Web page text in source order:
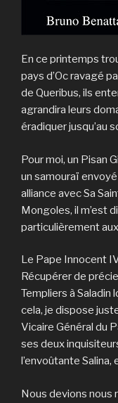
En ce printemps
pays d’Oc ravagé
de Queribus, ils
agrandira leurs
éradiquer jusqu’au
Pour moi, un Pisan
un samouraï
alliance avec Sa
Mongoles, il m’est
particulièrement
Le Pape Innocent
Récupérer de
Templiers à Saladin
cela, je dispose
Vicaire Général du
ses deux
l’envoûtante
Nous devions nous